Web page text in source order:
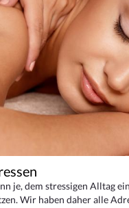
je, dem stressigen Alltag
Wir haben daher alle